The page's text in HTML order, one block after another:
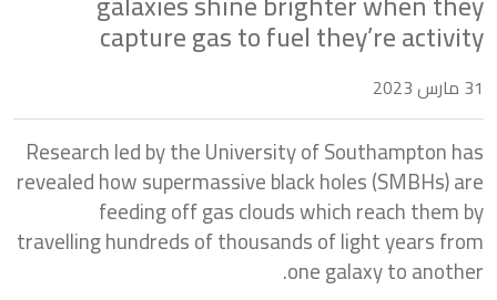
capture gas to fuel they’re
Research led by the University of Southampton
revealed how supermassive black holes (SMBHs)
feeding off gas clouds which reach them
travelling hundreds of thousands of light years
one galaxy to